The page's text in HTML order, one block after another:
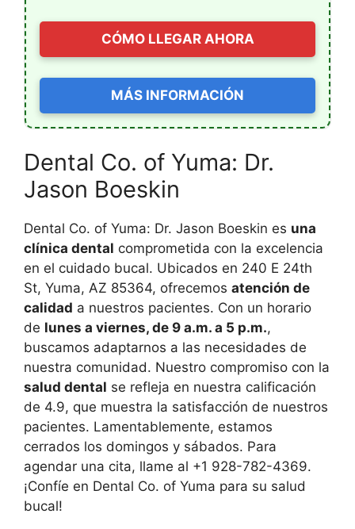
CÓMO LLEGAR AHORA
MÁS INFORMACIÓN
Dental Co. of Yuma: Dr.
Jason Boeskin
Dental Co. of Yuma: Dr. Jason Boeskin es una
clínica dental comprometida con la excelencia
en el cuidado bucal. Ubicados en 240 E 24th
St, Yuma, AZ 85364, ofrecemos atención de
calidad a nuestros pacientes. Con un horario
de lunes a viernes, de 9 a.m. a 5 p.m.,
buscamos adaptarnos a las necesidades de
nuestra comunidad. Nuestro compromiso con la
salud dental se refleja en nuestra calificación
de 4.9, que muestra la satisfacción de nuestros
pacientes. Lamentablemente, estamos
cerrados los domingos y sábados. Para
agendar una cita, llame al +1 928-782-4369.
¡Confíe en Dental Co. of Yuma para su salud
bucal!